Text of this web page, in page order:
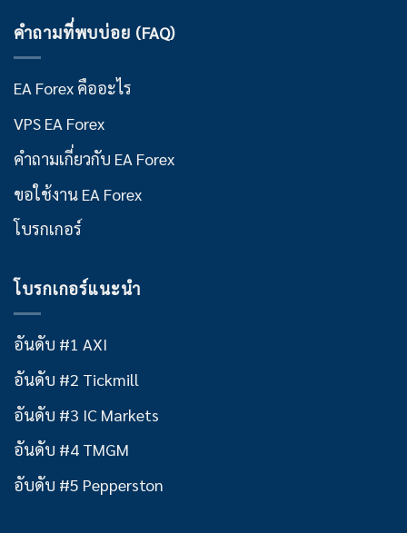
คำถามที่พบบ่อย (FAQ)
EA Forex คืออะไร
VPS EA Forex
คำถามเกี่ยวกับ EA Forex
ขอใช้งาน EA Forex
โบรกเกอร์
โบรกเกอร์แนะนำ
อันดับ #1 AXI
อันดับ #2 Tickmill
อันดับ #3 IC Markets
อันดับ #4 TMGM
อับดับ #5 Pepperston